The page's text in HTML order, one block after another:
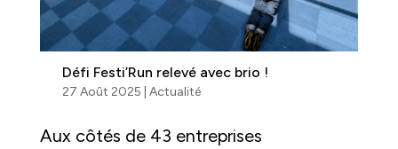
Défi Festi’Run relevé avec brio !
27 Août 2025 Actualité
Aux côtés de 43 entreprises